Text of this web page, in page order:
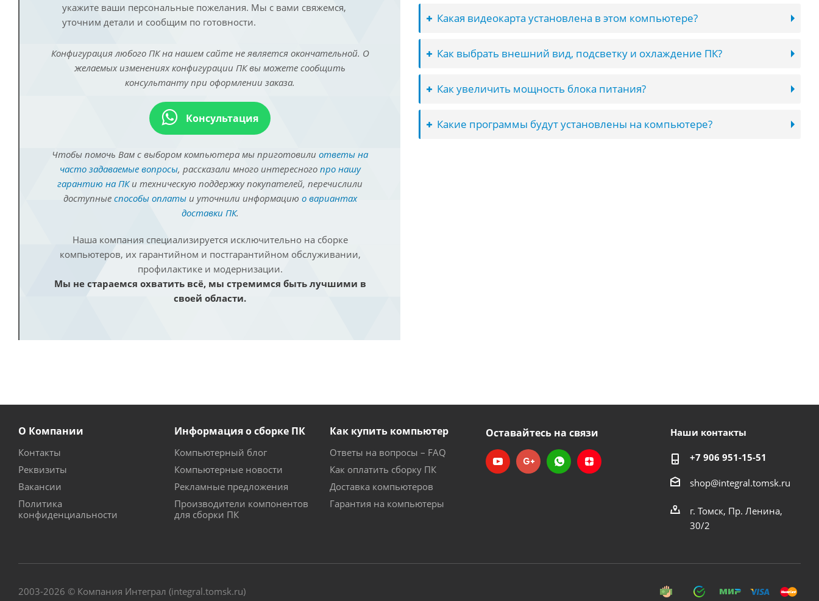
укажите ваши персональные пожелания. Мы с вами свяжемся,
уточним детали и сообщим по готовности.
Конфигурация любого ПК на нашем сайте не является окончательной. О
желаемых изменениях конфигурации ПК вы можете сообщить
консультанту при оформлении заказа.
Консультация
Чтобы помочь Вам с выбором компьютера мы приготовили ответы на
часто задаваемые вопросы, рассказали много интересного про нашу
гарантию на ПКи техническую поддержку покупателей, перечислили
доступные способы оплатыи уточнили информацию о вариантах
доставки ПК.
Наша компания специализируется исключительно на сборке
компьютеров, их гарантийном и постгарантийном обслуживании,
профилактике и модернизации.
Мы не стараемся охватить всё, мы стремимся быть лучшими в
своей области.
Какая видеокарта установлена в этом компьютере?
Как выбрать внешний вид, подсветку и охлаждение ПК?
Как увеличить мощность блока питания?
Какие программы будут установлены на компьютере?
О Компании
Контакты
Реквизиты
Вакансии
Политика
конфиденциальности
Информация о сборке ПК
Компьютерный блог
Компьютерные новости
Рекламные предложения
Производители компонентов
для сборки ПК
Как купить компьютер
Ответы на вопросы – FAQ
Как оплатить сборку ПК
Доставка компьютеров
Гарантия на компьютеры
Оставайтесь на связи Наши контакты
+7 906 951-15-51
shop@integral.tomsk.ru
г. Томск, Пр. Ленина,
30/2
2003-2026 © Компания Интеграл (integral.tomsk.ru)